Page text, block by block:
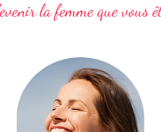
la femme que vous